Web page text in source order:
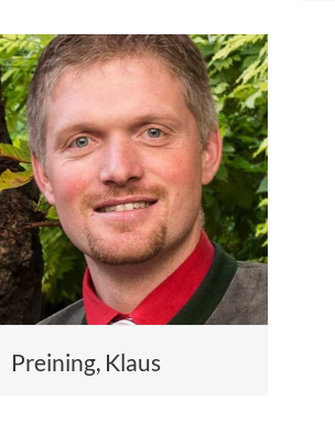
Preining, Klaus